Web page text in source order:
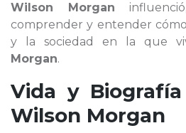
Wilson Morgan
comprender y entender
y la sociedad en la que
Morgan.
Vida y
Wilson Morgan